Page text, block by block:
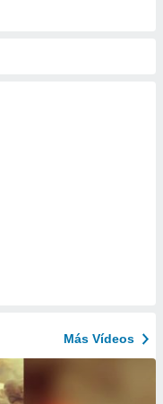
Más Vídeos